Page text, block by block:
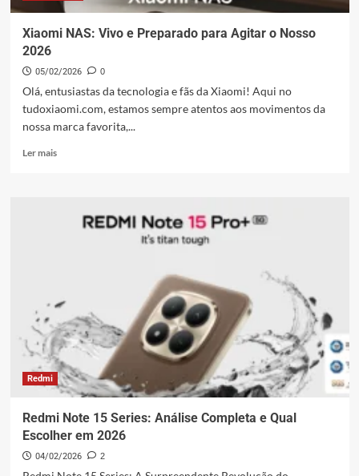
Xiaomi NAS: Vivo e Preparado para Agitar o Nosso
2026
05/02/2026 0
Olá, entusiastas da tecnologia e fãs da Xiaomi! Aqui no
tudoxiaomi.com, estamos sempre atentos aos movimentos da
nossa marca favorita,...
Ler maisLeia
o
Nosso
2026
Redmi
Redmi Note 15 Series: Análise Completa e Qual
Escolher em 2026
04/02/2026 2